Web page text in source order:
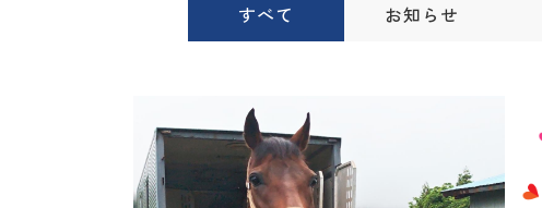
すべて お知らせ